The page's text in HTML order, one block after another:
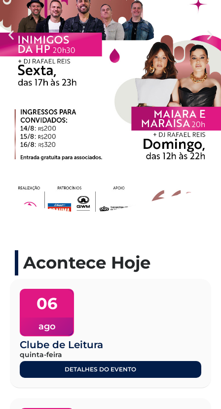
Acontece Hoje
06
ago
Clube de Leitura
quinta-feira
DETALHES DO EVENTO